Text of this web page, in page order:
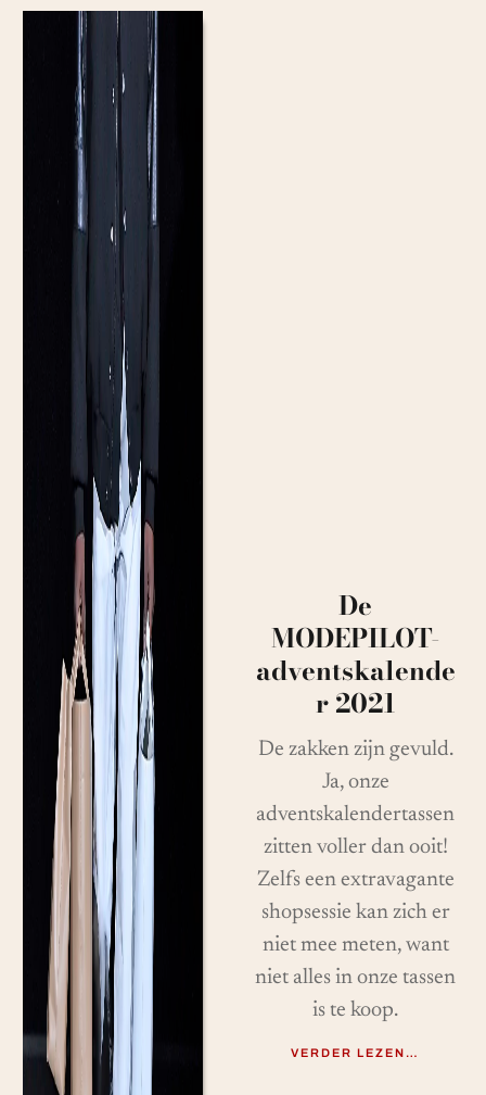
De
MODEPILOT-
adventskalende
r 2021
De zakken zijn gevuld.
Ja, onze
adventskalendertassen
zitten voller dan ooit!
Zelfs een extravagante
shopsessie kan zich er
niet mee meten, want
niet alles in onze tassen
is te koop.
VERDER LEZEN…